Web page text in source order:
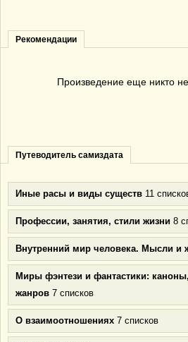
Рекомендации
Произведение еще никто
Путеводитель самиздата
Иные расы и виды существ 11
Профессии, занятия, стили жизни 8
Внутренний мир человека. Мысли и
Миры фэнтези и фантастики:
жанров 7 списков
О взаимоотношениях 7 списков